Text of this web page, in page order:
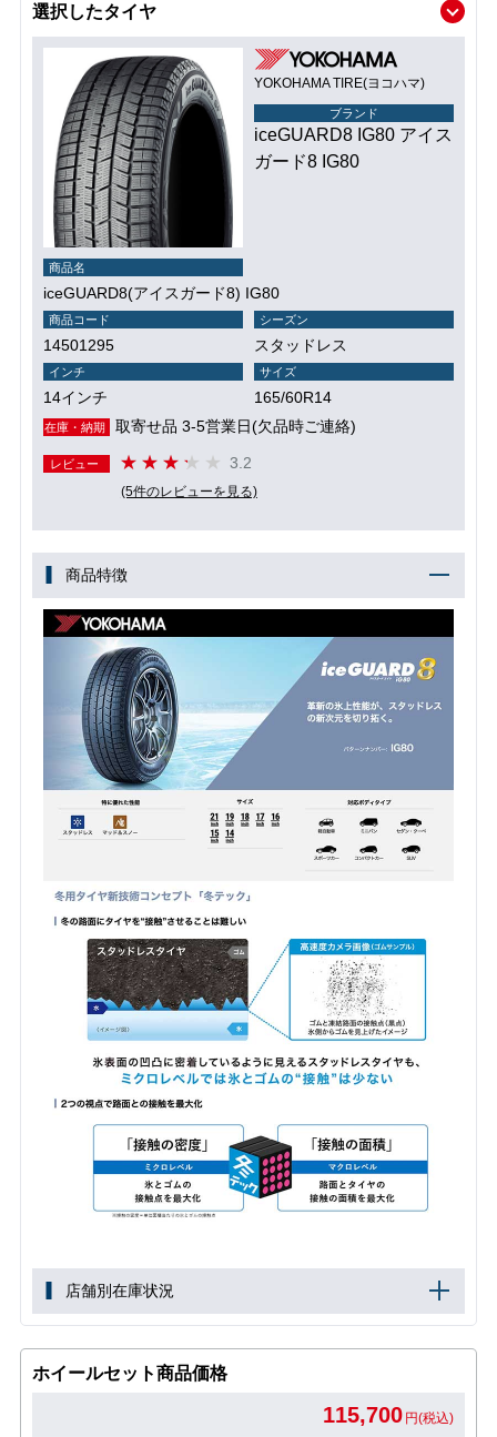
選択したタイヤ
YOKOHAMA TIRE(ヨコハマ)
ブランド
iceGUARD8 IG80 アイス
ガード8 IG80
商品名
iceGUARD8(アイスガード8) IG80
商品コード
14501295
シーズン
スタッドレス
インチ
14インチ
サイズ
165/60R14
在庫・納期 取寄せ品 3-5営業日(欠品時ご連絡)
レビュー 3.2
(5件のレビューを見る)
商品特徴
店舗別在庫状況
ホイールセット商品価格
115,700 円(税込)